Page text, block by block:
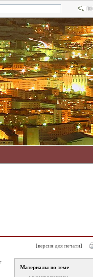
[версия для печати]
Материалы по теме